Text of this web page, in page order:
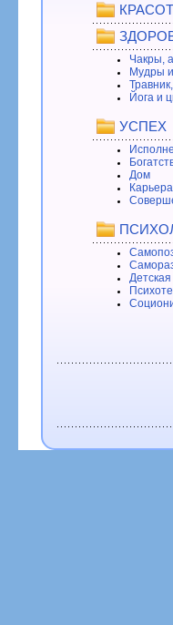
Чакры,
Мудры
Йога и
УСПЕХ
Дом